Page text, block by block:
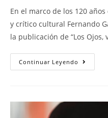
En el marco de los 120
y crítico cultural Fernando
la publicación de “Los Ojos,
Continuar Leyendo